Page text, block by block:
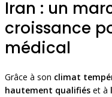
Iran : un
croissance
médical
Grâce à son climat
hautement qualifiés et à